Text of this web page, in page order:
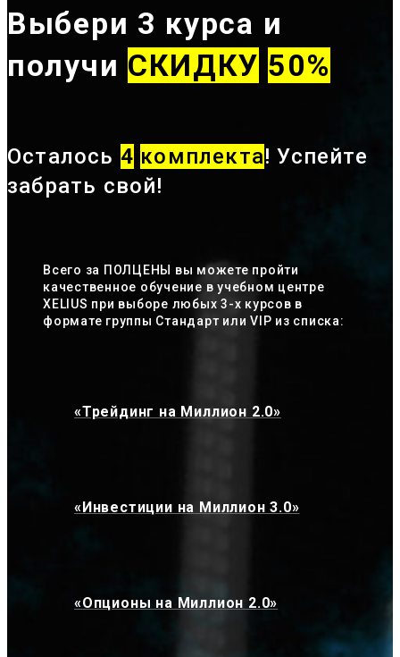
Выбери 3 курса и
получи СКИДКУ 50%
Осталось 4 комплекта! Успейте
забрать свой!
Всего за ПОЛЦЕНЫ вы можете пройти
качественное обучение в учебном центре
XELIUS при выборе любых 3-х курсов в
формате группы Стандарт или VIP из списка:
«Трейдинг на Миллион 2.0»
«Инвестиции на Миллион 3.0»
«Опционы на Миллион 2.0»